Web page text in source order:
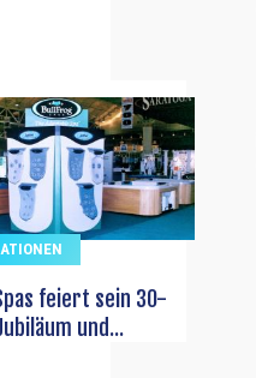
feiert sein 30-
und...